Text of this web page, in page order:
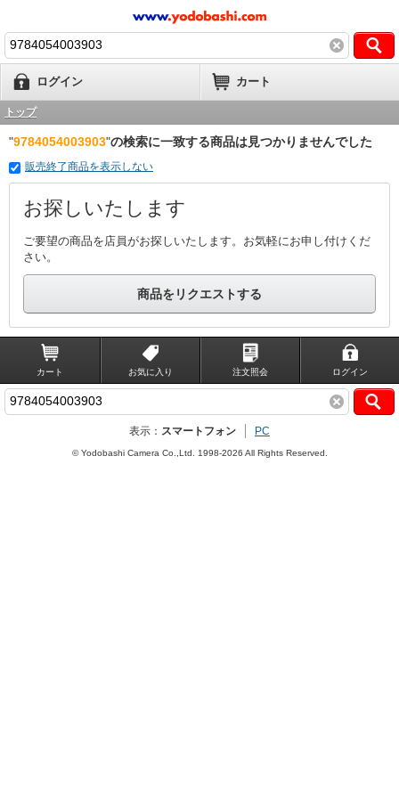
ログイン カート
トップ
"9784054003903"の検索に一致する商品は見つかりませんでした
販売終了商品を表示しない
お探しいたします
ご要望の商品を店員がお探しいたします。お気軽にお申し付けくだ
さい。
商品をリクエストする
カート お気に入り 注文照会 ログイン
表示： スマートフォン PC
© Yodobashi Camera Co.,Ltd. 1998-2026 All Rights Reserved.